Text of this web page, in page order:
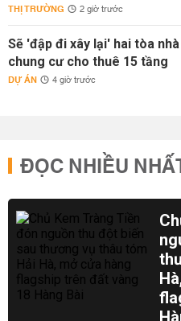
THỊ TRƯỜNG 2 giờ trước
Sẽ 'đập đi xây lại' hai tòa
chung cư cho thuê 15 tầng
DỰ ÁN 4 giờ trước
ĐỌC NHIỀU